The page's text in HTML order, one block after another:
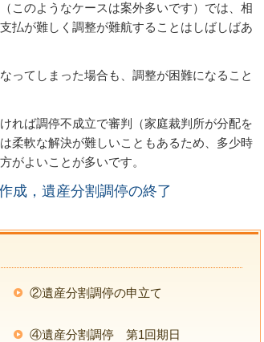
このようなケースは案外多いです）では、相
払が難しく調整が難航することはしばしばあ
ってしまった場合も、調整が困難になること
れば調停不成立で審判（家庭裁判所が分配を
柔軟な解決が難しいこともあるため、多少時
がよいことが多いです。
，遺産分割調停の終了
②遺産分割調停の申立て
④遺産分割調停 第1回期日